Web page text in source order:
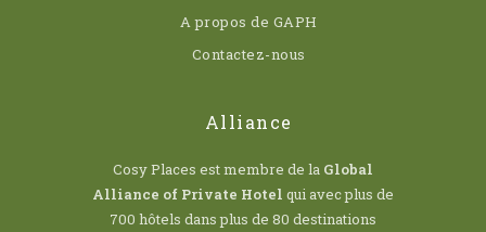
A propos de GAPH
Contactez-nous
Alliance
Cosy Places est membre de la Global
Alliance of Private Hotel qui avec plus de
700 hôtels dans plus de 80 destinations